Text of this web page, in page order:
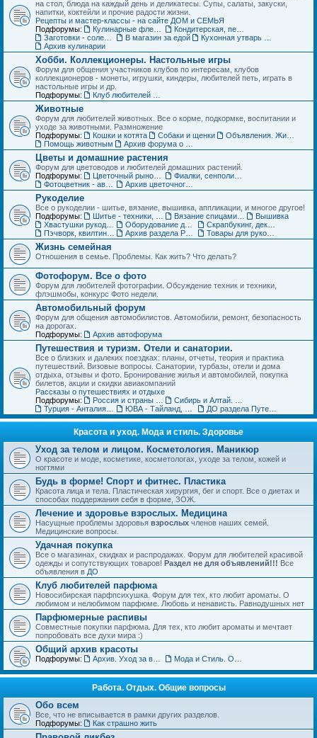
на стол, блюда на каждый день и деликатесы. Супы, салаты, закуски,
напитки, коктейли и прочие радости жизни.
Рецепты и мастер-классы - на сайте ДОМ и СЕМЬЯ
Подфорумы:
В магазин за едой
Архив кулинарии
Хобби. Коллекционеры. Настольные игры
Форум для общения участников клубов по интересам, клубов
коллекционеров - монеты, игрушки, киндеры, любителей петь, играть в
настольные игры и др.
Подфорумы:
Животные
Форум для любителей животных. Все о корме, подкормке, воспитании и
уходе за животными. Размножение
Подфорумы:
Кошки и котята Собаки и щенки
Помощь животным
Цветы и домашние растения
Форум для цветоводов и любителей домашних растений.
Подфорумы:
Рукоделие
Все о рукоделии - шитье, вязание, вышивка, аппликации, и многое другое!
Подфорумы:
Вышивка
Жизнь семейная
Отношения в семье. Проблемы. Как жить? Что делать?
Фотофорум. Все о фото
Форум для любителей фотографии. Обсуждение техник и техники,
флэшмобы, конкурс Фото недели.
Автомобильный форум
Форум для общения автомобилистов. Автомобили, ремонт, безопасность
на дорогах.
Подфорумы:
Архив автофорума
Путешествия и туризм. Отели и санатории.
Все о близких и далеких поездках: планы, отчеты, теория и практика
путешествий. Визовые вопросы. Санатории, турбазы, отели и дома
отдыха, отзывы и фото. Бронирование жилья и автомобилей, покупка
билетов, акции и скидки авиакомпаний
Рассказы о путешествиях и отдыхе
Подфорумы:
Красота и уход. Мода и стиль. Здоровье
Уход за телом и лицом. Косметология. Маникюр
О красоте и моде, косметике, косметологах, уходе за телом, кожей и
ногтями
Будь в форме! Спорт и фитнес. Пластика
Красота лица и тела. Пластическая хирургия, бег и спорт. Все о диетах и
способах поддержания себя в форме, ЗОЖ.
Лечение и здоровье взрослых. Медицина
Насущные проблемы здоровья взрослых членов наших семей.
Медицинские вопросы.
Удачная покупка
Все о магазинах, скидках и распродажах. Форум для любителей красивой
одежды и сопутствующих товаров! Раздел не для объявлений!!! Все
объявления в ДО
Клуб любителей парфюма
Новосибирская парфпсихушка. Форум для тех, кто любит ароматы. О
любимом и нелюбимом парфюме. Любовь и ненависть. Равнодушных нет
Парфюмерные распивы
Совместные покупки парфюма. Для тех, кто любит ароматы и мечтает
попробовать все духи мира :)
Общий архив красоты
Подфорумы:
Работа. Отдых. Общие вопросы
Обо всем
Все, что не вписывается в рамки других разделов.
Подфорумы:
Как страшно жить